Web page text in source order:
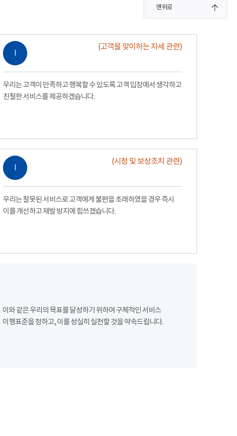
맨위로
Ⅰ
(고객을 맞이하는 자세 관련)
우리는 고객이 만족하고 행복할 수 있도록 고객 입장에서 생각하고
친절한 서비스를 제공하겠습니다.
Ⅰ
(시정 및 보상조치 관련)
우리는 잘못된 서비스로 고객에게 불편을 초래하였을 경우 즉시
이를 개선하고 재발 방지에 힘쓰겠습니다.
이와 같은 우리의 목표를 달성하기 위하여 구체적인 서비스
이행표준을 정하고, 이를 성실히 실천할 것을 약속드립니다.